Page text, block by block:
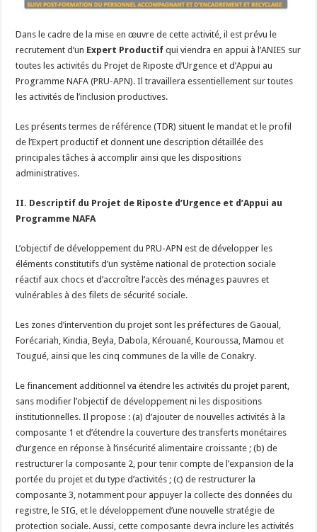
Dans le cadre de la mise en œuvre de cette activité, il est prévu le
recrutement d’un Expert Productif qui viendra en appui à l’ANIES sur
toutes les activités du Projet de Riposte d’Urgence et d’Appui au
Programme NAFA (PRU-APN). Il travaillera essentiellement sur toutes
les activités de l’inclusion productives.
Les présents termes de référence (TDR) situent le mandat et le profil
de l’Expert productif et donnent une description détaillée des
principales tâches à accomplir ainsi que les dispositions
administratives.
II. Descriptif du Projet de Riposte d’Urgence et d’Appui au
Programme NAFA
L’objectif de développement du PRU-APN est de développer les
éléments constitutifs d’un système national de protection sociale
réactif aux chocs et d’accroître l’accès des ménages pauvres et
vulnérables à des filets de sécurité sociale.
Les zones d’intervention du projet sont les préfectures de Gaoual,
Forécariah, Kindia, Beyla, Dabola, Kérouané, Kouroussa, Mamou et
Tougué, ainsi que les cinq communes de la ville de Conakry.
Le financement additionnel va étendre les activités du projet parent,
sans modifier l’objectif de développement ni les dispositions
institutionnelles. Il propose : (a) d’ajouter de nouvelles activités à la
composante 1 et d’étendre la couverture des transferts monétaires
d’urgence en réponse à l’insécurité alimentaire croissante ; (b) de
restructurer la composante 2, pour tenir compte de l’expansion de la
portée du projet et du type d’activités ; (c) de restructurer la
composante 3, notamment pour appuyer la collecte des données du
registre, le SIG, et le développement d’une nouvelle stratégie de
protection sociale. Aussi, cette composante devra inclure les activités